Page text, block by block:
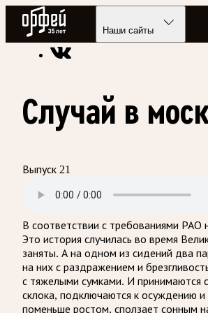
Радио Орфей
Наши сайты
Радио классической музыки «Орфей»
Случай в
Выпуск 21
В соответствии с требованиями РАО
Это история случилась во время
заняты. А на одном из сидений два
на них с раздражением и
с тяжелыми сумками. И принимаются
склока, подключаются к осуждению
поменьше ростом, сползает сонным